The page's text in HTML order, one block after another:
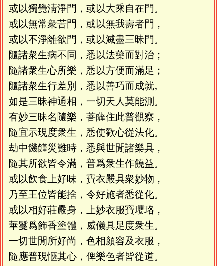
或以獨覺淸淨門，或以大乘自在門。
或以無常衆苦門，或以無我壽者門，
或以不淨離欲門，或以滅盡三昧門。
隨諸衆生病不同，悉以法藥而對治；
隨諸衆生心所樂，悉以方便而滿足；
隨諸衆生行差別，悉以善巧而成就。
如是三昧神通相，一切天人莫能測。
有妙三昧名隨樂，菩薩住此普觀察，
隨宜示現度衆生，悉使歡心從法化。
劫中饑饉災難時，悉與世閒諸樂具，
隨其所欲皆令滿，普爲衆生作饒益。
或以飮食上好味，寶衣嚴具衆妙物，
乃至王位皆能捨，令好施者悉從化。
或以相好莊嚴身，上妙衣服寶瓔珞，
華鬘爲飾香塗體，威儀具足度衆生。
一切世閒所好尚，色相顏容及衣服，
隨應普現愜其心，俾樂色者皆從道。